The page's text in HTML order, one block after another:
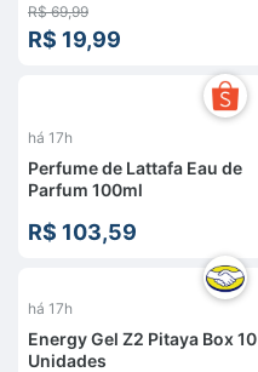
Ovos 3 Velocidades Usb
Batedor e Fue Fouet
R$ 69,99
R$ 19,99
há 17h
Perfume de Lattafa Eau de
Parfum 100ml
R$ 103,59
-46
há 17h
Energy Gel Z2 Pitaya Box 10
Unidades
-51